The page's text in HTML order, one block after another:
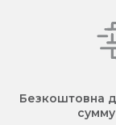
Безкоштовна